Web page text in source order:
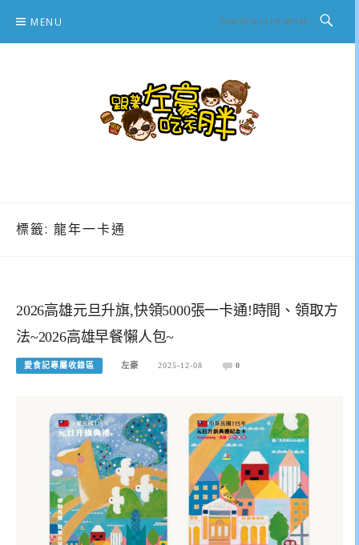
content
MENU
標籤: 龍年一卡通
2026高雄元旦升旗,快領5000張一卡通!時間、領取方
法~2026高雄早餐懶人包~
愛食記專屬收錄區 左豪 2025-12-08 0